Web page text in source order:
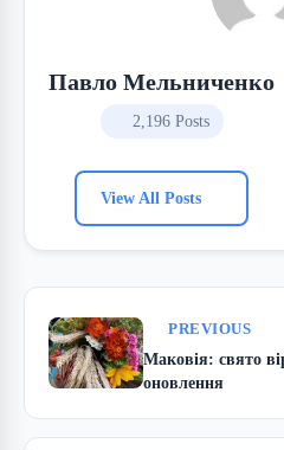
Павло Мельниченко
2,196 Posts
View All Posts
PREVIOUS
Маковія: свято
оновлення